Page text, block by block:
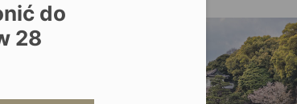
do
28